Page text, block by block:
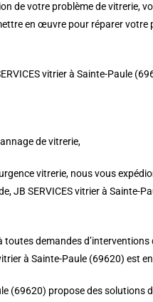
de votre problème de vitrerie,
en œuvre pour réparer votre
vitrier à Sainte-Paule
de vitrerie,
vitrerie, nous vous
SERVICES vitrier à Sainte-
demandes
à Sainte-Paule (69620) est
(69620) propose des